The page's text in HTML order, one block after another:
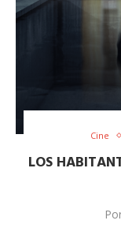
Cine
LOS